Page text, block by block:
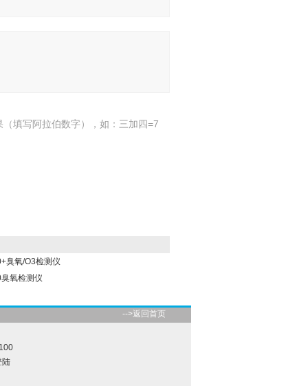
（填写阿拉伯数字），如：三加四=7
臭氧/O3检测仪
臭氧检测仪
-->返回首页
陆